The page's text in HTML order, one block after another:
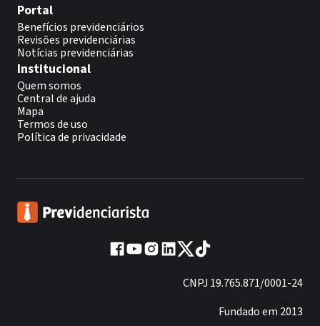
Portal
Benefícios previdenciários
Revisões previdenciárias
Notícias previdenciárias
Institucional
Quem somos
Central de ajuda
Mapa
Termos de uso
Política de privacidade
CNPJ 19.765.871/0001-24
Fundado em 2013